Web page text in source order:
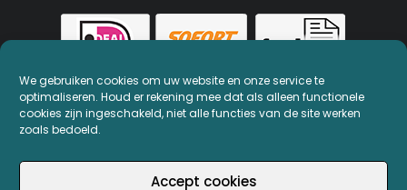
We gebruiken cookies om uw website en onze service te
optimaliseren. Houd er rekening mee dat als alleen functionele
cookies zijn ingeschakeld, niet alle functies van de site werken
zoals bedoeld.
Accept cookies